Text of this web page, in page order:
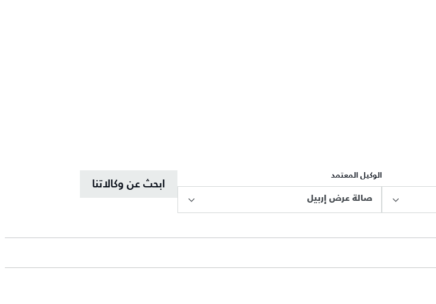
الوكيل المعتمد
صالة عرض إربيل
ابحث عن وكالاتنا